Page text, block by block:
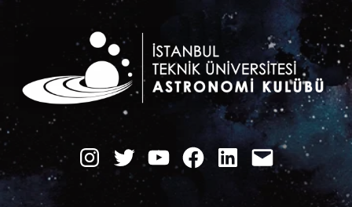
İTÜ Astronomi Kulübü
Instagram
TwitterYouTube
Facebook
LinkedIn
E-
Posta